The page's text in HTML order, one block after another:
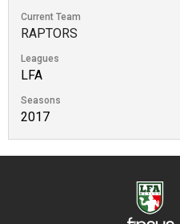
Current Team
RAPTORS
Leagues
LFA
Seasons
2017